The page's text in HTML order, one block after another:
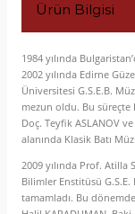
Ürün Bilgisi
1984 yılında
2002 yılında Edirne
Üniversitesi G.S.E.B.
mezun oldu. Bu süreçte
Doç. Teyfik ASLANOV
alanında Klasik Batı
2009 yılında Prof. Atilla
Bilimler Enstitüsü
tamamladı. Bu